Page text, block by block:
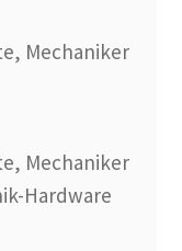
Mechaniker
Mechaniker
Hardware